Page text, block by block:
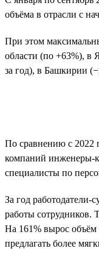
объёма в отрасли с
При этом
области (по +63%), в
за год), в Башкирии
По сравнению с 2022
компаний инженеры-
специалисты по
За год
работы сотрудников.
На 161% вырос объём
предлагать более